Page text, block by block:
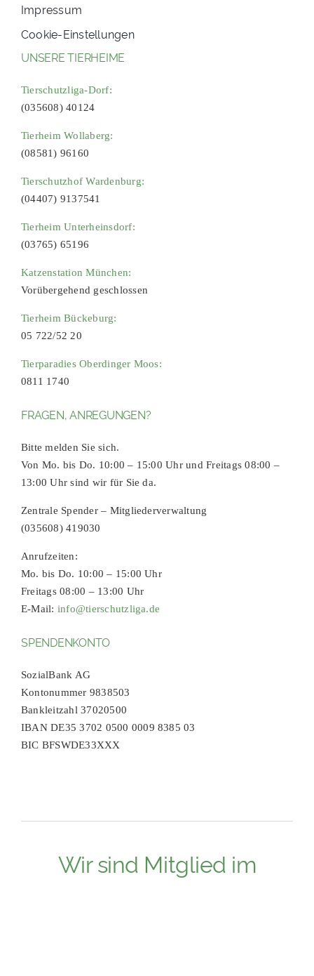
Impressum
Cookie-Einstellungen
UNSERE TIERHEIME
Tierschutzliga-Dorf:
(035608) 40124
Tierheim Wollaberg:
(08581) 96160
Tierschutzhof Wardenburg:
(04407) 9137541
Tierheim Unterheinsdorf:
(03765) 65196
Katzenstation München:
Vorübergehend geschlossen
Tierheim Bückeburg:
05 722/52 20
Tierparadies Oberdinger Moos:
0811 1740
FRAGEN, ANREGUNGEN?
Bitte melden Sie sich.
Von Mo. bis Do. 10:00 – 15:00 Uhr und Freitags 08:00 –
13:00 Uhr sind wir für Sie da.
Zentrale Spender – Mitgliederverwaltung
(035608) 419030
Anrufzeiten:
Mo. bis Do. 10:00 – 15:00 Uhr
Freitags 08:00 – 13:00 Uhr
E-Mail: info@tierschutzliga.de
SPENDENKONTO
SozialBank AG
Kontonummer 9838503
Bankleitzahl 37020500
IBAN DE35 3702 0500 0009 8385 03
BIC BFSWDE33XXX
Wir sind Mitglied im